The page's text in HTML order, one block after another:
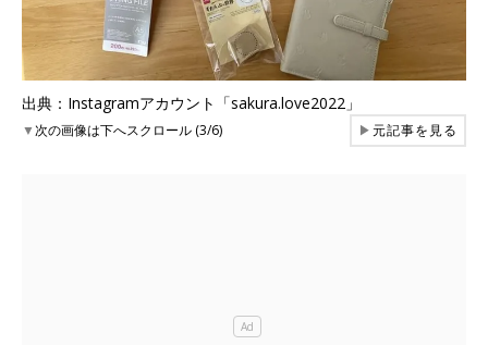
出典：Instagramアカウント「sakura.love2022」
▼次の画像は下へスクロール (3/6) ▶元記事を見る